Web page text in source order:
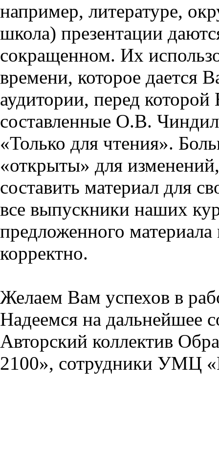
например, литературе,
школа) презентации
сокращенном. Их
времени, которое дается
аудитории, перед
составленные О.В.
«Только для чтения».
«открыты» для
составить материал для
все выпускники наших
предложенного
корректно.
Желаем Вам успехов в
Надеемся на дальнейшее
Авторский коллектив
2100», сотрудники УМЦ